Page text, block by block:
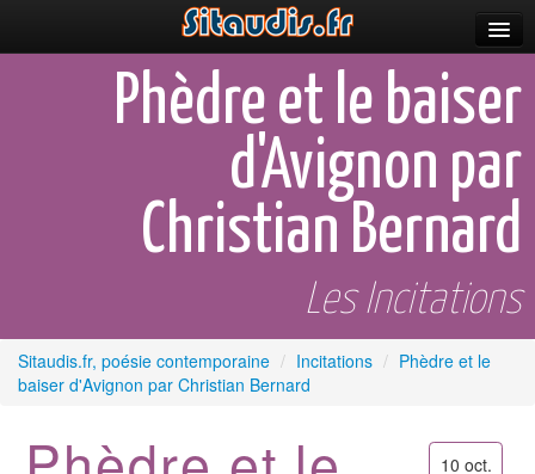
Prescriptions
Phèdre et le baiser
d'Avignon par
Christian Bernard
Les Incitations
Sitaudis.fr, poésie contemporaine / Incitations / Phèdre et le
baiser d'Avignon par Christian Bernard
10 oct.